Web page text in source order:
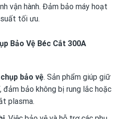
vận hành. Đảm bảo máy hoạt
tối ưu.
Bảo Vệ Béc Cắt 300A
bảo vệ. Sản phẩm giúp giữ
đảm bảo không bị rung lắc hoặc
plasma.